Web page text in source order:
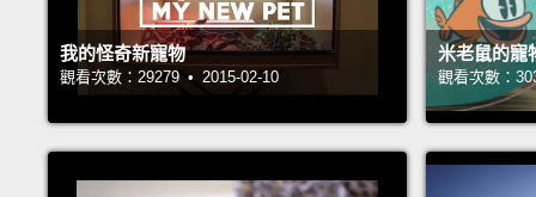
我的怪奇新寵物
觀看次數：29279 • 2015-02-10
米老鼠的寵
觀看次數：